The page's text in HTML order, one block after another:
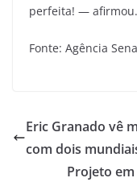
perfeita! — afirmou.
Fonte: Agência
Eric Granado vê
com dois
Projeto